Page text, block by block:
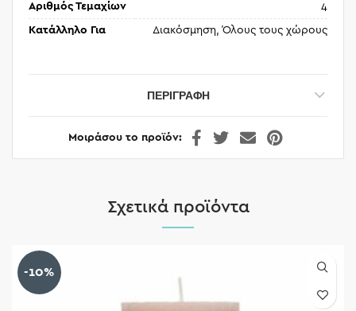
Αριθμός Τεμαχίων 4
Κατάλληλο Για Διακόσμηση, Όλους τους χώρους
ΠΕΡΙΓΡΑΦΉ
Μοιράσου το προϊόν
Σχετικά προϊόντα
-10%